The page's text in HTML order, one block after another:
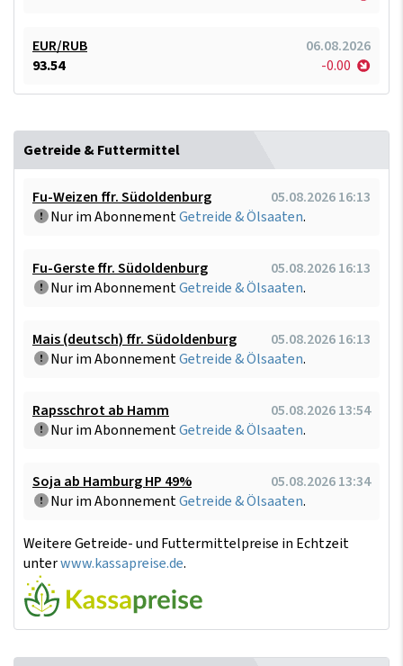
EUR/RUB
06.08.2026
93.54
-0.00
Getreide & Futtermittel
Fu-Weizen ffr. Südoldenburg
05.08.2026 16:13
Nur im AbonnementGetreide & Ölsaaten.
Fu-Gerste ffr. Südoldenburg
05.08.2026 16:13
Nur im AbonnementGetreide & Ölsaaten.
Mais (deutsch) ffr. Südoldenburg
05.08.2026 16:13
Nur im AbonnementGetreide & Ölsaaten.
Rapsschrot ab Hamm
05.08.2026 13:54
Nur im AbonnementGetreide & Ölsaaten.
Soja ab Hamburg HP 49%
05.08.2026 13:34
Nur im AbonnementGetreide & Ölsaaten.
Weitere Getreide- und Futtermittelpreise in Echtzeit
unterwww.kassapreise.de.